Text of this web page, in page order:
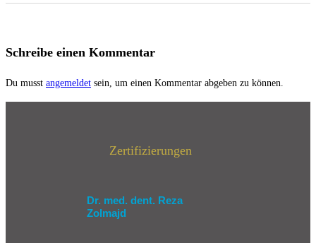
Schreibe einen Kommentar
Du musst angemeldet sein, um einen Kommentar abgeben zu können.
Zertifizierungen
Dr. med. dent. Reza
Zolmajd